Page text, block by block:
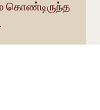
கொண்டிருந்த